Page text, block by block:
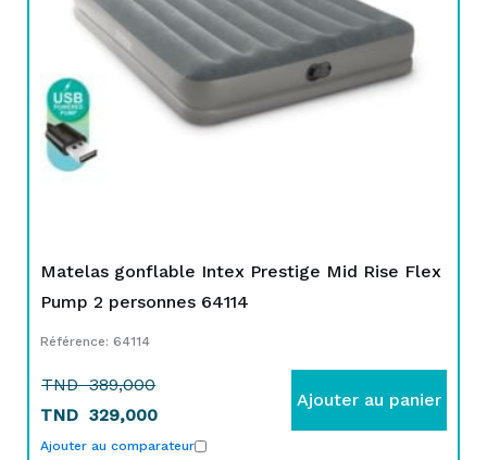
Matelas gonflable Intex Prestige Mid Rise Flex
Pump 2 personnes 64114
Référence: 64114
TND389,000
TND 329,000
Ajouter au panier
Ajouter au comparateur